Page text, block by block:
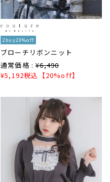
2buy20%off
ブローチリボンニット
通常価格 : ¥6,490
¥5,192税込 【20%off】